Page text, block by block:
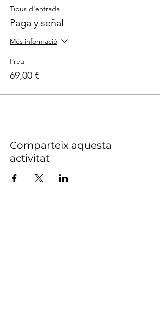
Tipus d'entrada
Paga y señal
Més informació
Preu
69,00 €
Comparteix aquesta
activitat